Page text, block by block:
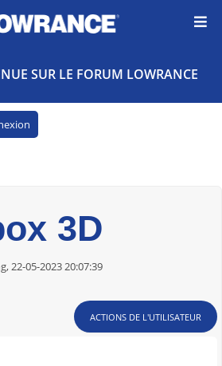
SUR LE FORUM LOWRANCE
3D
22-05-2023 20:07:39
ACTIONS DE L'UTILISATEUR